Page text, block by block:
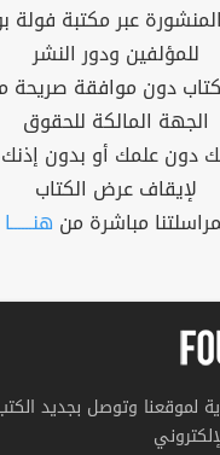
عبر مكتبة
للمؤلفين ودور النشر
دون موافقة صريحة
الجهة المالكة للحقوق
دون علمك أو بدون
لإيقاف عرض الكتاب
مباشرة من هنــــــا
لموقعنا وتوصل بجديد